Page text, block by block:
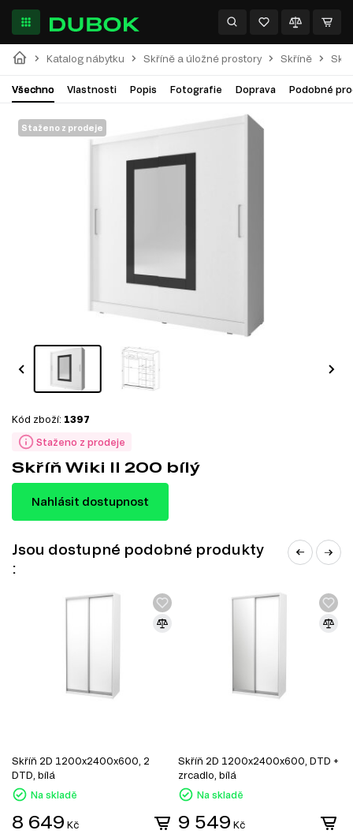
Katalog nábytku Skříně a úložné prostory Skříně
Všechno Vlastnosti Popis Fotografie Doprava Podobné
Staženo z prodeje
Staženo z prodeje
Kód zboží: 1397
Skříň Wiki II 200 bílý
Nahlásit dostupnost
Jsou dostupné podobné produkty
:
Skříň 2D 1200x2400x600, 2
DTD, bílá
Na skladě
8 649 Kč
Skříň 2D 1200x2400x600, DTD +
zrcadlo, bílá
Na skladě
9 549 Kč